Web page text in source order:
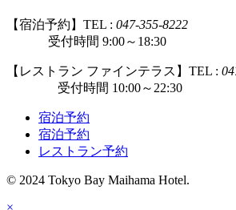
【宿泊予約】TEL : 047-355-8222
受付時間 9:00～18:30
【レストラン ファインテラス】TEL :
受付時間 10:00～22:30
宿泊予約
宿泊予約
レストラン予約
© 2024 Tokyo Bay Maihama Hotel.
×